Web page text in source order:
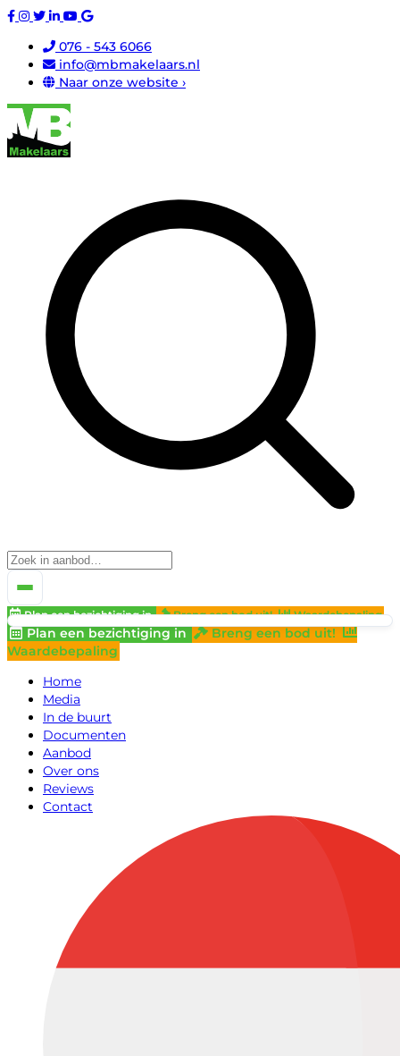
076 - 543 6066
info@mbmakelaars.nl
Naar onze website ›
Plan een bezichtiging in Breng een bod uit! Waardebepaling
Plan een bezichtiging in
Breng een bod uit!
Waardebepaling
Home
Media
In de buurt
Documenten
Aanbod
Over ons
Reviews
Contact